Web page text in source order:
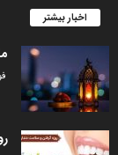
اخبار بیشتر